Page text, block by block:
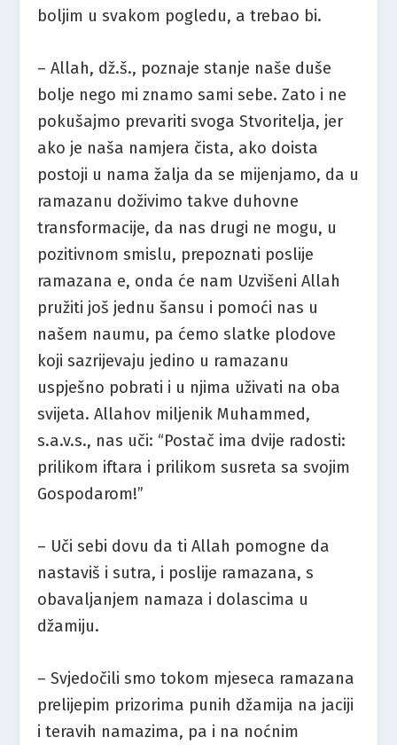
boljim u svakom pogledu, a trebao bi.
– Allah, dž.š., poznaje stanje naše duše
bolje nego mi znamo sami sebe. Zato i ne
pokušajmo prevariti svoga Stvoritelja, jer
ako je naša namjera čista, ako doista
postoji u nama žalja da se mijenjamo, da u
ramazanu doživimo takve duhovne
transformacije, da nas drugi ne mogu, u
pozitivnom smislu, prepoznati poslije
ramazana e, onda će nam Uzvišeni Allah
pružiti još jednu šansu i pomoći nas u
našem naumu, pa ćemo slatke plodove
koji sazrijevaju jedino u ramazanu
uspješno pobrati i u njima uživati na oba
svijeta. Allahov miljenik Muhammed,
s.a.v.s., nas uči: “Postač ima dvije radosti:
prilikom iftara i prilikom susreta sa svojim
Gospodarom!”
– Uči sebi dovu da ti Allah pomogne da
nastaviš i sutra, i poslije ramazana, s
obavaljanjem namaza i dolascima u
džamiju.
– Svjedočili smo tokom mjeseca ramazana
prelijepim prizorima punih džamija na jaciji
i teravih namazima, pa i na noćnim